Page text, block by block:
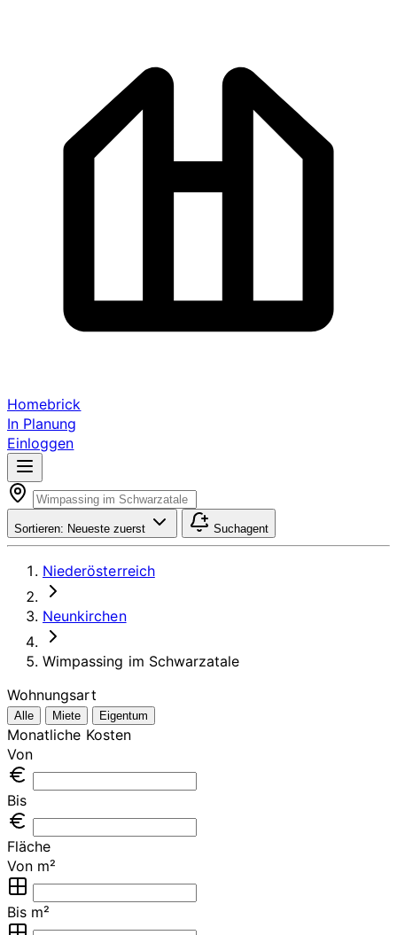
Homebrick
In Planung
Einloggen
Sortieren: Neueste zuerst Suchagent
Niederösterreich
Neunkirchen
Wimpassing im Schwarzatale
Wohnungsart
Alle Miete Eigentum
Monatliche Kosten
Von
Bis
Fläche
Von m²
Bis m²